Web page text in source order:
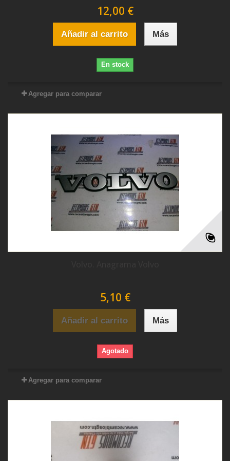
12,00 €
Añadir al carrito Más
En stock
Agregar para comparar
5,10 €
Añadir al carrito Más
Agotado
Agregar para comparar